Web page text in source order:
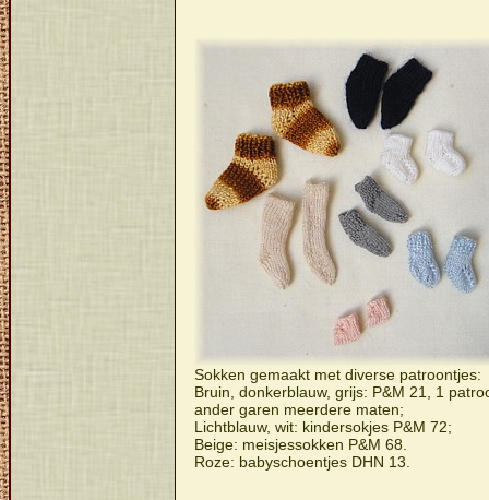
Sokken gemaakt met diverse patroontjes:
Bruin, donkerblauw, grijs: P&M 21, 1
ander garen meerdere maten;
Lichtblauw, wit: kindersokjes P&M 72;
Beige: meisjessokken P&M 68.
Roze: babyschoentjes DHN 13.